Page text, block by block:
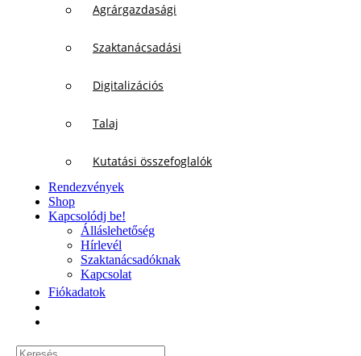
Agrárgazdasági
Szaktanácsadási
Digitalizációs
Talaj
Kutatási összefoglalók
Rendezvények
Shop
Kapcsolódj be!
Álláslehetőség
Hírlevél
Szaktanácsadóknak
Kapcsolat
Fiókadatok
Keresés...